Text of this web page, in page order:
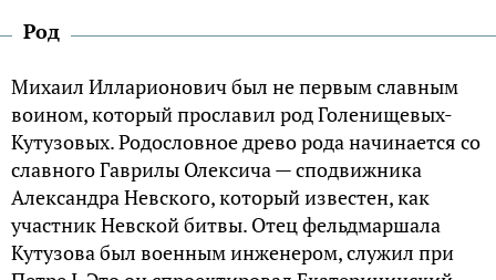
Род
Михаил Илларионович был не первым славным
воином, который прославил род Голенищевых-
Кутузовых. Родословное древо рода начинается со
славного Гаврилы Олексича — сподвижника
Александра Невского, который известен, как
участник Невской битвы. Отец фельдмаршала
Кутузова был военным инженером, служил при